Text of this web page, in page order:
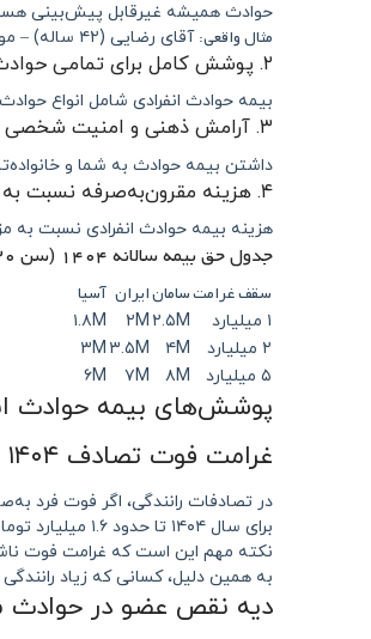
حوادث همیشه غیرقابل پیش‌بینی
مثال واقعی: آقای رضایی (۴۲ ساله) – موتورسواری → قطع انگشت → سامان: ۱۶۰ میلیون، ۷ روزه پرداخت
۲. پوشش کامل برای تمامی حوادث
بیمه حوادث انفرادی شامل انواع
۳. آرامش ذهنی و امنیت شخصی
داشتن بیمه حوادث به شما و
۴. هزینه مقرون‌به‌صرفه نسبت به مزایا
هزینه بیمه حوادث انفرادی نسبت به
جدول حق بیمه سالانه ۱۴۰۴ (سن ۳۰-۵۰ سال):
سقف غرامتسامانایران آسیا
۱ میلیارد ۲.۵M ۲M
۱.۸M
۲ میلیارد
۴M ۳.۵M ۳M
۵ میلیارد
۸M ۷M ۶M
پوشش‌های بیمه حوادث
غرامت فوت تصادف ۱۴۰۴
در تصادفات رانندگی، اگر فوت فرد
برای سال ۱۴۰۴ تا حدود ۱.۶ میلیارد تومان تعریف می‌شود و با فوت بیمه‌گذار، این مبلغ به بازماندگان قانونی او پرداخت خواهد شد.
نکته مهم این است که غرامت فوت
به همین دلیل، کسانی که زیاد
دیه نقص عضو در حوادث